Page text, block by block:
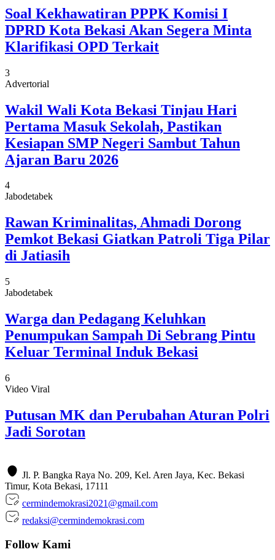
Soal Kekhawatiran PPPK Komisi I
DPRD Kota Bekasi Akan Segera Minta
Klarifikasi OPD Terkait
3
Advertorial
Wakil Wali Kota Bekasi Tinjau Hari
Pertama Masuk Sekolah, Pastikan
Kesiapan SMP Negeri Sambut Tahun
Ajaran Baru 2026
4
Jabodetabek
Rawan Kriminalitas, Ahmadi Dorong
Pemkot Bekasi Giatkan Patroli Tiga Pilar
di Jatiasih
5
Jabodetabek
Warga dan Pedagang Keluhkan
Penumpukan Sampah Di Sebrang Pintu
Keluar Terminal Induk Bekasi
6
Video Viral
Putusan MK dan Perubahan Aturan Polri
Jadi Sorotan
Jl. P. Bangka Raya No. 209, Kel. Aren Jaya, Kec. Bekasi
Timur, Kota Bekasi, 17111
cermindemokrasi2021@gmail.com
redaksi@cermindemokrasi.com
Follow Kami